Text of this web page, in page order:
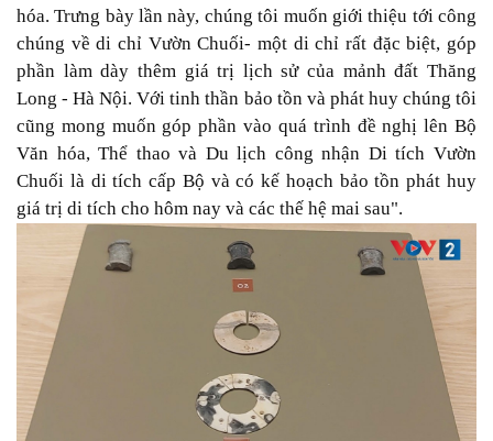
hóa. Trưng bày lần này, chúng tôi muốn giới thiệu tới công
chúng về di chỉ Vườn Chuối- một di chỉ rất đặc biệt, góp
phần làm dày thêm giá trị lịch sử của mảnh đất Thăng
Long - Hà Nội. Với tinh thần bảo tồn và phát huy chúng tôi
cũng mong muốn góp phần vào quá trình đề nghị lên Bộ
Văn hóa, Thể thao và Du lịch công nhận Di tích Vườn
Chuối là di tích cấp Bộ và có kế hoạch bảo tồn phát huy
giá trị di tích cho hôm nay và các thế hệ mai sau".